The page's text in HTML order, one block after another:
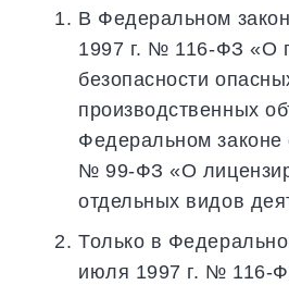
В Федеральном
1997 г. № 116-ФЗ «О
безопасности
производственных
Федеральном законе
№ 99-ФЗ «О
отдельных видов
Только в
июля 1997 г. № 116-